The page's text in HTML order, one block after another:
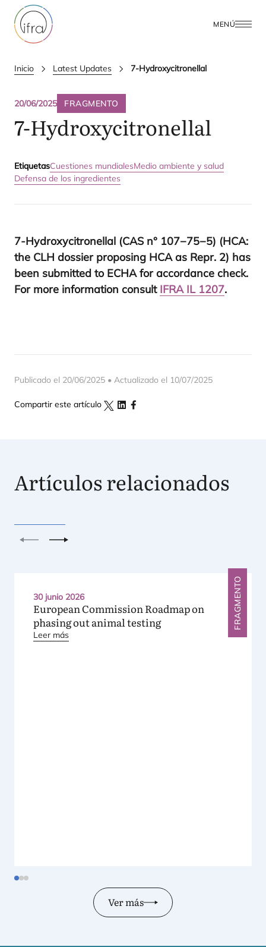
MENÚ
Inicio Latest Updates 7-Hydroxycitronellal
20/06/2025 FRAGMENTO
7‑Hydroxycitronellal
EtiquetasCuestiones mundialesMedio ambiente y salud
Defensa de los ingredientes
7‑Hydroxycitronellal (CAS n° 107−75−5) (HCA:
the CLH dos­sier pro­po­sing HCAas Repr. 2) has
been sub­mit­ted to ECHAfor accor­dan­ce check.
For more infor­ma­tion con­sult IFRA IL 1207.
Publicado el 20/06/2025 • Actualizado el 10/07/2025
Compartir este artículo
Artículos relacionados
AnteriorSiguiente
30 junio 2026 FRAGMENTO
European Commission Roadmap on
phasing out animal testing
Leer más
Ver más